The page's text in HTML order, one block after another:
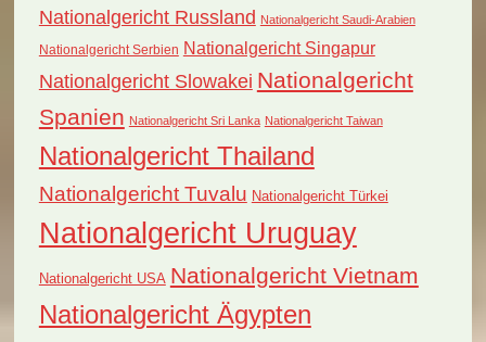
Nationalgericht Russland Nationalgericht Saudi-Arabien
Nationalgericht Serbien Nationalgericht Singapur
Nationalgericht Slowakei Nationalgericht
Spanien Nationalgericht Sri Lanka Nationalgericht Taiwan
Nationalgericht Thailand
Nationalgericht Tuvalu Nationalgericht Türkei
Nationalgericht Uruguay
Nationalgericht USA Nationalgericht Vietnam
Nationalgericht Ägypten